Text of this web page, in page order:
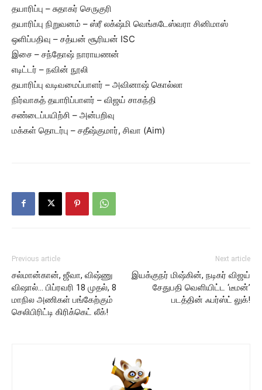
தயாரிப்பு – சுதாகர் செருகுரி
தயாரிப்பு நிறுவனம் – ஸ்ரீ லக்‌ஷ்மி வெங்கடேஸ்வரா சினிமாஸ்
ஒளிப்பதிவு – சத்யன் சூரியன் ISC
இசை – சந்தோஷ் நாராயணன்
எடிட்டர் – நவின் நூலி
தயாரிப்பு வடிவமைப்பாளர் – அவினாஷ் கொல்லா
நிர்வாகத் தயாரிப்பாளர் – விஜய் சாகந்தி
சண்டைப்பயிற்சி – அன்பறிவு
மக்கள் தொடர்பு – சதீஷ்குமார், சிவா (Aim)
Previous article
சல்மான்கான், ஜீவா, விஷ்ணு
விஷால்… பிப்ரவரி 18 முதல், 8
மாநில அணிகள் பங்கேற்கும்
செலிபிரிட்டி கிரிக்கெட் லீக்!
Next article
இயக்குநர் மிஷ்கின், நடிகர் விஜய்
சேதுபதி வெளியிட்ட ‘டீமன்’
படத்தின் ஃபர்ஸ்ட் லுக்!